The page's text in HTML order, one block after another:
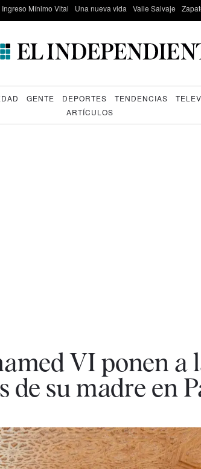
Ingreso Mínimo Vital Una nueva vida Valle Salvaje
GENTE DEPORTES TENDENCIAS
ARTÍCULOS
VI ponen a
su madre en